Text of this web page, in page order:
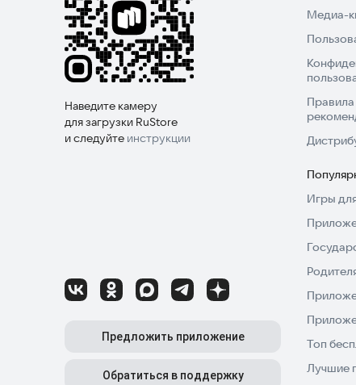
Наведите камеру
для загрузки RuStore
и следуйте инструкции
Предложить приложение
Обратиться в поддержку
Медиа-
Игры
Топ
Лучшие